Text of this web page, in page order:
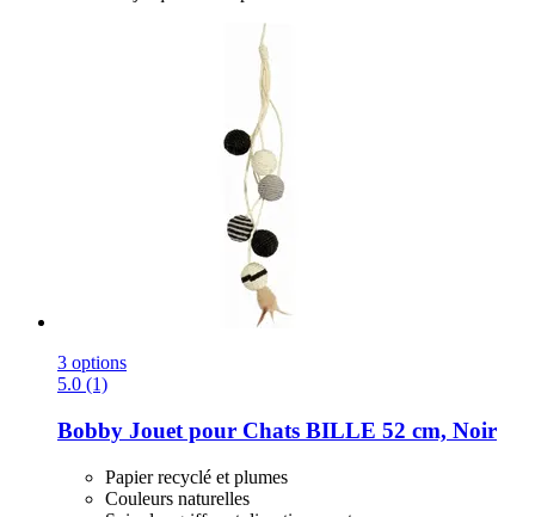
3 options
5.0 (1)
Bobby Jouet pour Chats BILLE 52 cm, Noir
Papier recyclé et plumes
Couleurs naturelles